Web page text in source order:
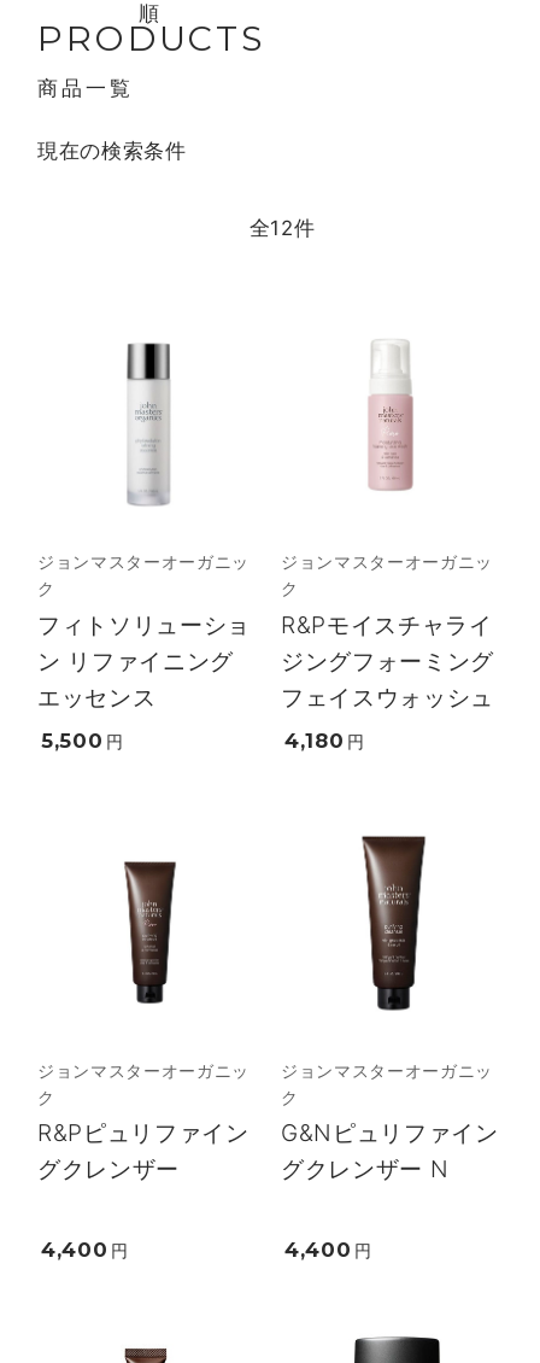
順
PRODUCTS
商品一覧
現在の検索条件
全12件
ジョンマスターオーガニッ
ク
フィトソリューショ
ン リファイニング
エッセンス
5,500 円
ジョンマスターオーガニッ
ク
R&Pモイスチャライ
ジングフォーミング
フェイスウォッシュ
4,180 円
ジョンマスターオーガニッ
ク
R&Pピュリファイン
グクレンザー
4,400 円
ジョンマスターオーガニッ
ク
G&Nピュリファイン
グクレンザー N
4,400 円